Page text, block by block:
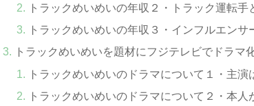
トラックめいめいの年収２・トラック運転手
トラックめいめいの年収３・インフルエンサ
トラックめいめいを題材にフジテレビでドラマ
トラックめいめいのドラマについて１・主
トラックめいめいのドラマについて２・本